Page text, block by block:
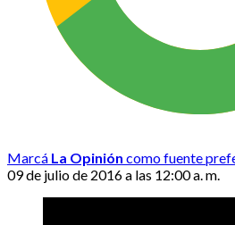
Marcá La Opinión como fuente
09 de julio de 2016 a las 12:00 a. m.